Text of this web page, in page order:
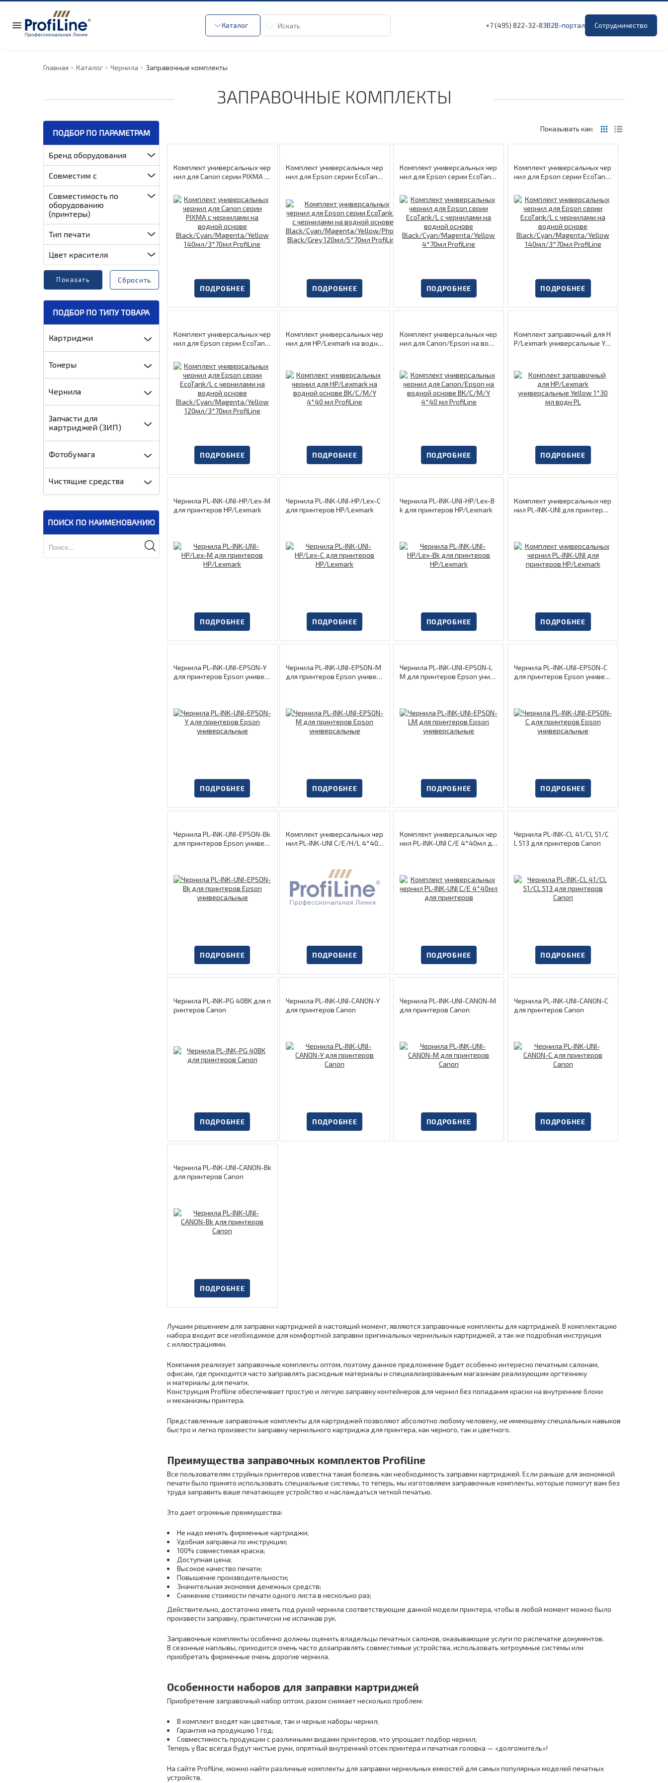
Каталог +7 (495) 822-32-83B2B-портал Сотрудничество
Главная Каталог Чернила Заправочные комплекты
ЗАПРАВОЧНЫЕ КОМПЛЕКТЫ
ПОДБОР ПО ПАРАМЕТРАМ
Бренд оборудования
Совместим с
Совместимость по
оборудованию
(принтеры)
Тип печати
Цвет красителя
Сбросить
ПОДБОР ПО ТИПУ ТОВАРА
Картриджи
Тонеры
Чернила
Запчасти для
картриджей (ЗИП)
Фотобумага
Чистящие средства
ПОИСК ПО НАИМЕНОВАНИЮ
Показывать как:
Комплект универсальных чер
нил для Canon серии PIXMA с
Black/Cyan/Magenta/Yellow 1
40мл/3*70мл ProfiLine
ПОДРОБНЕЕ
Комплект универсальных чер
нил для Epson серии EcoTan
llow/Photo Black/Grey 120мл/
5*70мл ProfiLine
ПОДРОБНЕЕ
Комплект универсальных чер
нил для Epson серии EcoTan
нове Black/Cyan/Magenta/Ye
llow 4*70мл ProfiLine
ПОДРОБНЕЕ
Комплект универсальных чер
нил для Epson серии EcoTan
нове Black/Cyan/Magenta/Ye
llow 140мл/3*70мл ProfiLine
ПОДРОБНЕЕ
Комплект универсальных чер
нил для Epson серии EcoTan
нове Black/Cyan/Magenta/Ye
llow 120мл/3*70мл ProfiLine
ПОДРОБНЕЕ
Комплект универсальных чер
нил для HP/Lexmark на водно
ПОДРОБНЕЕ
Комплект универсальных чер
нил для Canon/Epson на водн
ПОДРОБНЕЕ
Комплект заправочный для H
P/Lexmark универсальные Yel
ПОДРОБНЕЕ
Чернила PL-INK-UNI-HP/Lex-M
для принтеров HP/Lexmark
ПОДРОБНЕЕ
Чернила PL-INK-UNI-HP/Lex-C
для принтеров HP/Lexmark
ПОДРОБНЕЕ
Чернила PL-INK-UNI-HP/Lex-B
k для принтеров HP/Lexmark
ПОДРОБНЕЕ
Комплект универсальных чер
нил PL-INK-UNI для принтеров
ПОДРОБНЕЕ
Чернила PL-INK-UNI-EPSON-Y
для принтеров Epson универ
ПОДРОБНЕЕ
Чернила PL-INK-UNI-EPSON-M
для принтеров Epson универ
ПОДРОБНЕЕ
Чернила PL-INK-UNI-EPSON-L
M для принтеров Epson унив
ПОДРОБНЕЕ
Чернила PL-INK-UNI-EPSON-C
для принтеров Epson универ
ПОДРОБНЕЕ
Чернила PL-INK-UNI-EPSON-Bk
для принтеров Epson универ
ПОДРОБНЕЕ
Комплект универсальных чер
нил PL-INK-UNI C/E/H/L 4*40м
ПОДРОБНЕЕ
Комплект универсальных чер
нил PL-INK-UNI C/E 4*40мл дл
ПОДРОБНЕЕ
Чернила PL-INK-CL 41/CL 51/C
L 513 для принтеров Canon
ПОДРОБНЕЕ
Чернила PL-INK-PG 40BK для п
ринтеров Canon
ПОДРОБНЕЕ
Чернила PL-INK-UNI-CANON-Y
для принтеров Canon
ПОДРОБНЕЕ
Чернила PL-INK-UNI-CANON-M
для принтеров Canon
ПОДРОБНЕЕ
Чернила PL-INK-UNI-CANON-C
для принтеров Canon
ПОДРОБНЕЕ
Чернила PL-INK-UNI-CANON-Bk
для принтеров Canon
ПОДРОБНЕЕ
Лучшим решением для заправки картриджей в настоящий момент, являются заправочные комплекты для картриджей. В комплектацию
набора входит все необходимое для комфортной заправки оригинальных чернильных картриджей, а так же подробная инструкция
с иллюстрациями.
Компания реализует заправочные комплекты оптом, поэтому данное предложение будет особенно интересно печатным салонам,
офисам, где приходится часто заправлять расходные материалы и специализированным магазинам реализующим оргтехнику
и материалы для печати.
Конструкция Profiline обеспечивает простую и легкую заправку контейнеров для чернил без попадания краски на внутренние блоки
и механизмы принтера.
Представленные заправочные комплекты для картриджей позволяют абсолютно любому человеку, не имеющему специальных навыков
быстро и легко произвести заправку чернильного картриджа для принтера, как черного, так и цветного.
Преимущества заправочных комплектов Profiline
Все пользователям струйных принтеров известна такая болезнь как необходимость заправки картриджей. Если раньше для экономной
печати было принято использовать специальные системы, то теперь, мы изготовляем заправочные комплекты, которые помогут вам без
труда заправить ваше печатающее устройство и наслаждаться четкой печатью.
Это дает огромные преимущества:
Не надо менять фирменные картриджи;
Удобная заправка по инструкции;
100% совместимая краска;
Доступная цена;
Высокое качество печати;
Повышение производительности;
Значительная экономия денежных средств;
Снижение стоимости печати одного листа в несколько раз;
Действительно, достаточно иметь под рукой чернила соответствующие данной модели принтера, чтобы в любой момент можно было
произвести заправку, практически не испачкав рук.
Заправочные комплекты особенно должны оценить владельцы печатных салонов, оказывающие услуги по распечатке документов.
В сезонные наплывы, приходится очень часто дозаправлять совместимые устройства, использовать хитроумные системы или
приобретать фирменные очень дорогие чернила.
Особенности наборов для заправки картриджей
Приобретение заправочный набор оптом, разом снимает несколько проблем:
В комплект входят как цветные, так и черные наборы чернил;
Гарантия на продукцию 1 год;
Совместимость продукции с различными видами принтеров, что упрощает подбор чернил;
Теперь у Вас всегда будут чистые руки, опрятный внутренний отсек принтера и печатная головка — «долгожитель»!
На сайте Profiline, можно найти различные комплекты для заправки чернильных емкостей для самых популярных моделей печатных
устройств.